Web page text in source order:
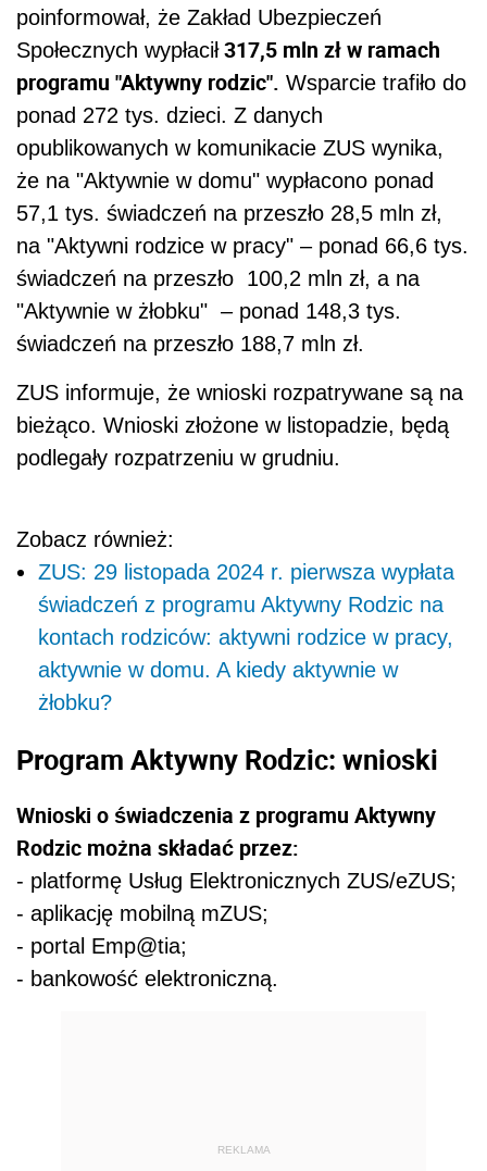
poinformował, że Zakład Ubezpieczeń
Społecznych wypłacił317,5 mln zł w ramach
programu "Aktywny rodzic". Wsparcie trafiło do
ponad 272 tys. dzieci. Z danych
opublikowanych w komunikacie ZUS wynika,
że na "Aktywnie w domu" wypłacono ponad
57,1 tys. świadczeń na przeszło 28,5 mln zł,
na "Aktywni rodzice w pracy" – ponad 66,6 tys.
świadczeń na przeszło 100,2 mln zł, a na
"Aktywnie w żłobku" – ponad 148,3 tys.
świadczeń na przeszło 188,7 mln zł.
ZUS informuje, że wnioski rozpatrywane są na
bieżąco. Wnioski złożone w listopadzie, będą
podlegały rozpatrzeniu w grudniu.
Zobacz również:
ZUS: 29 listopada 2024 r. pierwsza wypłata
świadczeń z programu Aktywny Rodzic na
kontach rodziców: aktywni rodzice w pracy,
aktywnie w domu. A kiedy aktywnie w
żłobku?
Program Aktywny Rodzic: wnioski
Wnioski o świadczenia z programu Aktywny
Rodzic można składać przez:
- platformę Usług Elektronicznych ZUS/eZUS;
- aplikację mobilną mZUS;
- portal Emp@tia;
- bankowość elektroniczną.
REKLAMA